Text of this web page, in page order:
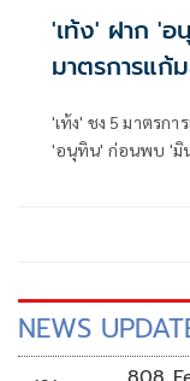
'เท้ง' ฝาก '
มาตรการแ
'เท้ง' ชง 5 มาตรก
'อนุทิน' ก่อนพบ 'มิ
NEWS